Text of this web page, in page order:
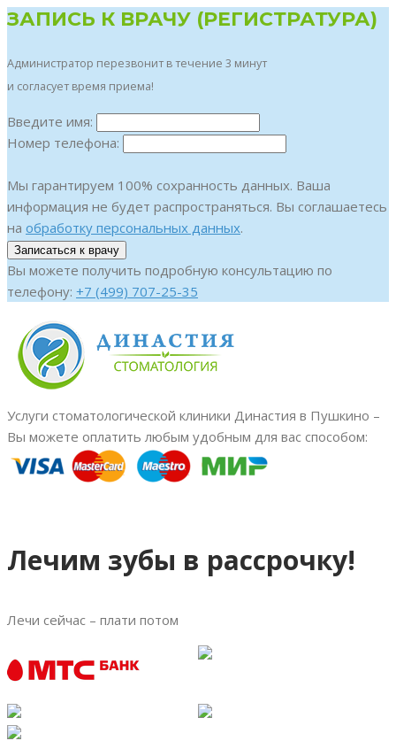
ЗАПИСЬ К ВРАЧУ (РЕГИСТРАТУРА)
Администратор перезвонит в течение 3 минут
и согласует время приема!
Введите имя:
Номер телефона:
Мы гарантируем 100% сохранность данных. Ваша
информация не будет распространяться. Вы соглашаетесь
на обработку персональных данных.
Вы можете получить подробную консультацию по
телефону: +7 (499) 707-25-35
Услуги стоматологической клиники Династия в Пушкино –
Вы можете оплатить любым удобным для вас способом:
Лечим зубы в рассрочку!
Лечи сейчас – плати потом